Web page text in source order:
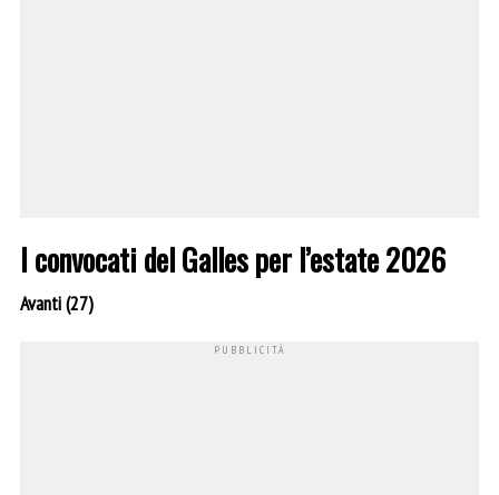
I convocati del Galles per l’estate 2026
Avanti (27)